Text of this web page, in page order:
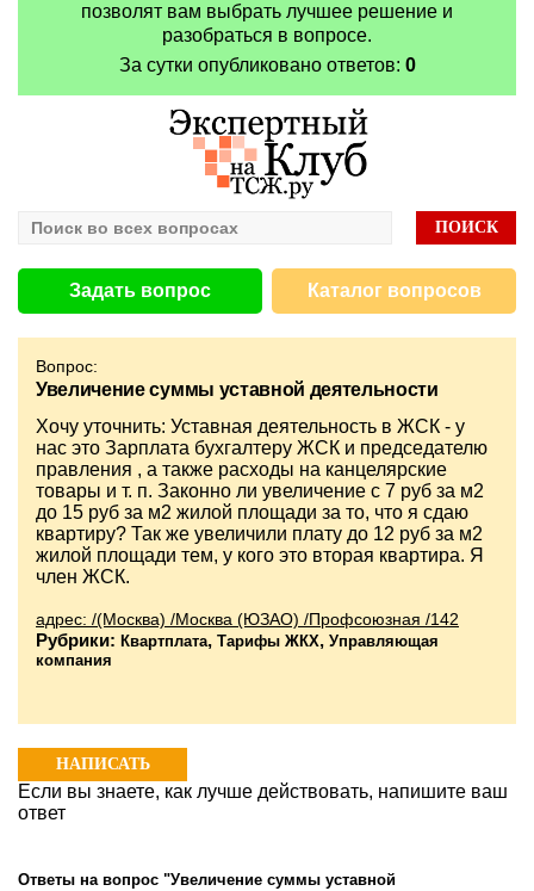
позволят вам выбрать лучшее решение и
разобраться в вопросе.
За сутки опубликовано ответов: 0
Задать вопрос Каталог вопросов
Вопрос:
Увеличение суммы уставной деятельности
Хочу уточнить: Уставная деятельность в ЖСК - у
нас это Зарплата бухгалтеру ЖСК и председателю
правления , а также расходы на канцелярские
товары и т. п. Законно ли увеличение с 7 руб за м2
до 15 руб за м2 жилой площади за то, что я сдаю
квартиру? Так же увеличили плату до 12 руб за м2
жилой площади тем, у кого это вторая квартира. Я
член ЖСК.
адрес: /(Москва) /Москва (ЮЗАО) /Профсоюзная /142
Рубрики: Квартплата, Тарифы ЖКХ, Управляющая
компания
Ответы на вопрос "Увеличение суммы уставной
НАПИСАТЬ
ОТВЕТ
Если вы знаете, как лучше действовать, напишите ваш
ответ